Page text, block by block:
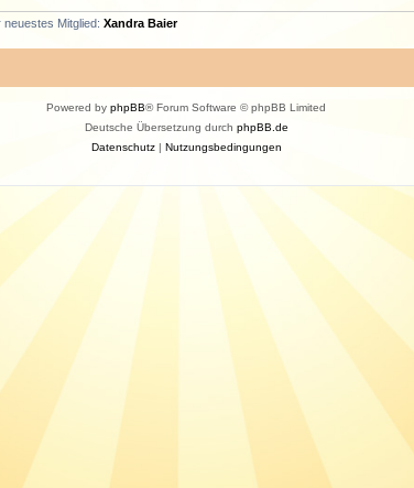
neuestes Mitglied: Xandra Baier
Powered by phpBB® Forum Software © phpBB Limited
Deutsche Übersetzung durch phpBB.de
Datenschutz| Nutzungsbedingungen